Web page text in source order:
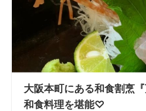
大阪本町にある和食割烹
和食料理を堪能♡